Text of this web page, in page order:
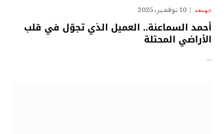
الهدهد 10 نوفمبر، 2025
أحمد السماعنة.. العميل الذي تجوّل في قلب
الأراضي المحتلة
…